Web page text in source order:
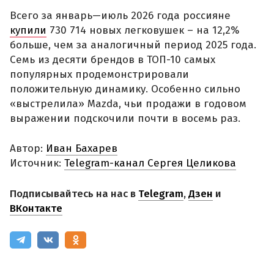
Всего за январь—июль 2026 года россияне
купили 730 714 новых легковушек – на 12,2%
больше, чем за аналогичный период 2025 года.
Семь из десяти брендов в ТОП-10 самых
популярных продемонстрировали
положительную динамику. Особенно сильно
«выстрелила» Mazda, чьи продажи в годовом
выражении подскочили почти в восемь раз.
Автор: Иван Бахарев
Источник: Telegram-канал Сергея Целикова
Подписывайтесь на нас в Telegram,Дзен и
ВКонтакте